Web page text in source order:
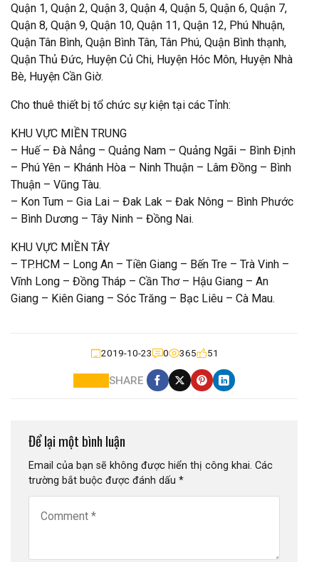
Quận 1, Quận 2, Quận 3, Quận 4, Quận 5, Quận 6, Quận 7,
Quận 8, Quận 9, Quận 10, Quận 11, Quận 12, Phú Nhuận,
Quận Tân Bình, Quận Bình Tân, Tân Phú, Quận Bình thạnh,
Quận Thủ Đức, Huyện Củ Chi, Huyện Hóc Môn, Huyện Nhà
Bè, Huyện Cần Giờ.
Cho thuê thiết bị tổ chức sự kiện tại các Tỉnh:
KHU VỰC MIỀN TRUNG
– Huế – Đà Nẳng – Quảng Nam – Quảng Ngãi – Bình Định
– Phú Yên – Khánh Hòa – Ninh Thuận – Lâm Đồng – Bình
Thuận – Vũng Tàu.
– Kon Tum – Gia Lai – Đak Lak – Đak Nông – Bình Phước
– Bình Dương – Tây Ninh – Đồng Nai.
KHU VỰC MIỀN TÂY
– TP.HCM – Long An – Tiền Giang – Bến Tre – Trà Vinh –
Vĩnh Long – Đồng Tháp – Cần Thơ – Hậu Giang – An
Giang – Kiên Giang – Sóc Trăng – Bạc Liêu – Cà Mau.
2019-10-23 0 365 51
SHARE
Để lại một bình luận
Email của bạn sẽ không được hiển thị công khai. Các
trường bắt buộc được đánh dấu *